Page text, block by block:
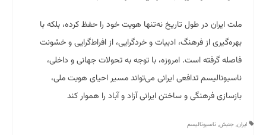
ملت ایران در طول تاریخ نه‌تنها هویت خود را حفظ کرده، بلکه با
بهره‌گیری از فرهنگ، ادبیات و خردگرایی، از افراط‌گرایی و خشونت
فاصله گرفته است. امروزه، با توجه به تحولات جهانی و داخلی،
ناسیونالیسم تدافعی ایرانی می‌تواند مسیر احیای هویت ملی،
بازسازی فرهنگی و ساختن ایرانی آزاد و آباد را هموار کند
ایران, جنبش, ناسیونالیسم